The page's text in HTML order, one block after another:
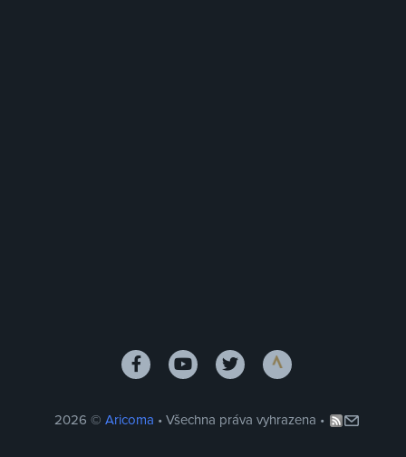
2026 © Aricoma • Všechna práva vyhrazena •